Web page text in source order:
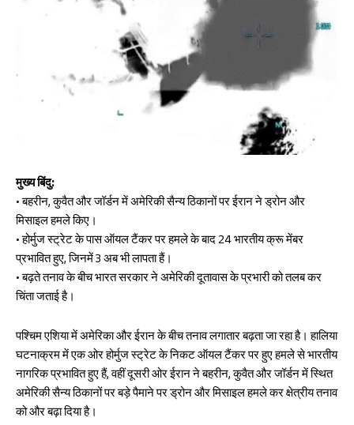
मुख्य बिंदु:
• बहरीन, कुवैत और जॉर्डन में अमेरिकी सैन्य ठिकानों पर ईरान ने ड्रोन और
मिसाइल हमले किए।
• होर्मुज स्ट्रेट के पास ऑयल टैंकर पर हमले के बाद 24 भारतीय क्रू मेंबर
प्रभावित हुए, जिनमें 3 अब भी लापता हैं।
• बढ़ते तनाव के बीच भारत सरकार ने अमेरिकी दूतावास के प्रभारी को तलब कर
चिंता जताई है।
पश्चिम एशिया में अमेरिका और ईरान के बीच तनाव लगातार बढ़ता जा रहा है। हालिया
घटनाक्रम में एक ओर होर्मुज स्ट्रेट के निकट ऑयल टैंकर पर हुए हमले से भारतीय
नागरिक प्रभावित हुए हैं, वहीं दूसरी ओर ईरान ने बहरीन, कुवैत और जॉर्डन में स्थित
अमेरिकी सैन्य ठिकानों पर बड़े पैमाने पर ड्रोन और मिसाइल हमले कर क्षेत्रीय तनाव
को और बढ़ा दिया है।